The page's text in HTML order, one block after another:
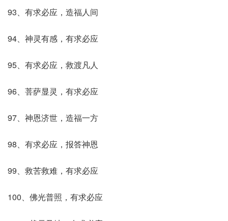
93、有求必应，造福人间
94、神灵有感，有求必应
95、有求必应，救渡凡人
96、菩萨显灵，有求必应
97、神恩济世，造福一方
98、有求必应，报答神恩
99、救苦救难，有求必应
100、佛光普照，有求必应